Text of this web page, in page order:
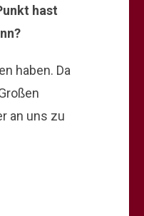
hast
haben. Da
an uns zu